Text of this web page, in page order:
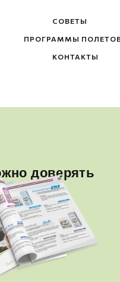
СОВЕТЫ
ПРОГРАММЫ
КОНТАКТЫ
доверять